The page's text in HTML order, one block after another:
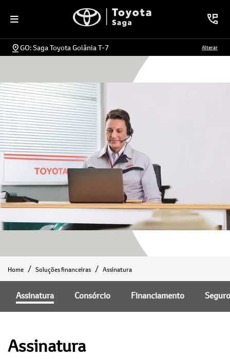
GO: Saga Toyota Goiânia T-7 Alterar
Home Soluções financeiras Assinatura
Consórcio Financiamento Seguro
Assinatura
Assinatura